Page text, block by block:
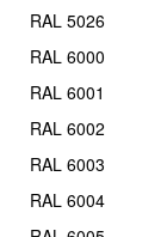
RAL 5026
RAL 6000
RAL 6001
RAL 6002
RAL 6003
RAL 6004